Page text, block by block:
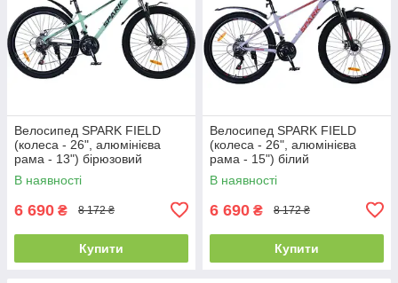
Велосипед SPARK FIELD
(колеса - 26", алюмінієва
рама - 13") бірюзовий
В наявності
6 690 ₴ 8 172 ₴
Купити
Велосипед SPARK FIELD
(колеса - 26", алюмінієва
рама - 15") білий
В наявності
6 690 ₴ 8 172 ₴
Купити